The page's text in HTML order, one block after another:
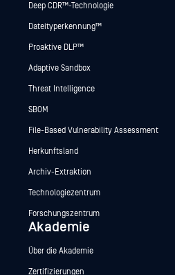
Deep CDR™-Technologie
Dateityperkennung™
Proaktive DLP™
Adaptive Sandbox
Threat Intelligence
SBOM
File-Based Vulnerability Assessment
Herkunftsland
Archiv-Extraktion
Technologiezentrum
Forschungszentrum
Akademie
Über die Akademie
Zertifizierungen